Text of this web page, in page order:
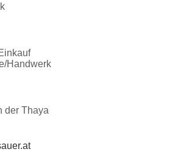
Handwerk
der Thaya